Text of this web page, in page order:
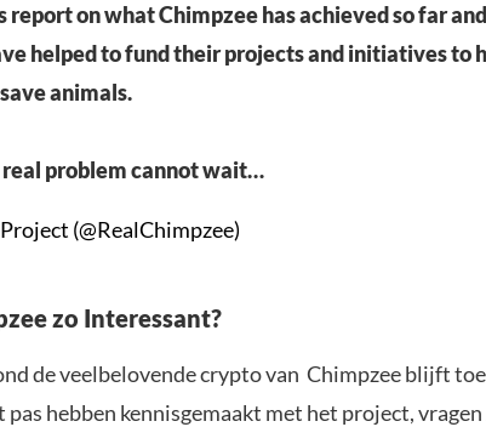
on what Chimpzee has achieved so far
helped to fund their projects and initiatives to
animals.
problem cannot wait…
(@RealChimpzee)
zo Interessant?
de veelbelovende crypto van Chimpzee blijft
hebben kennisgemaakt met het project, vragen